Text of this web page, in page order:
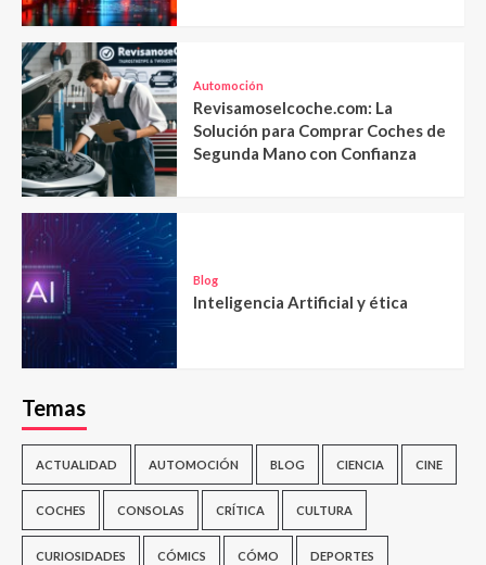
Automoción
Revisamoselcoche.com: La
Solución para Comprar Coches de
Segunda Mano con Confianza
Blog
Inteligencia Artificial y ética
Temas
ACTUALIDAD AUTOMOCIÓN BLOG CIENCIA CINE
COCHES CONSOLAS CRÍTICA CULTURA
CURIOSIDADES CÓMICS CÓMO DEPORTES